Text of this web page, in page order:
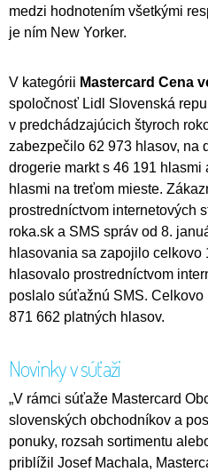
medzi hodnotením všetkými
je ním New Yorker.
V kategórii Mastercard Cena
spoločnosť Lidl Slovenská
v predchádzajúcich štyroch
zabezpečilo 62 973 hlasov, na
drogerie markt s 46 191 hlasmi
hlasmi na treťom mieste.
prostredníctvom internetových
roka.sk a SMS správ od 8.
hlasovania sa zapojilo celkovo
hlasovalo prostredníctvom
poslalo súťažnú SMS.
871 662 platných hlasov.
Novinky v súťaži
„V rámci súťaže Mastercard
slovenských obchodníkov a
ponuky, rozsah sortimentu
priblížil Josef Machala,